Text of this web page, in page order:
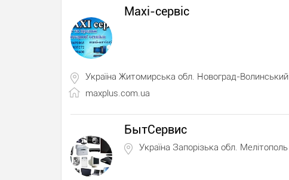
Maxi-сервіс
Україна Житомирська обл. Новоград-Волинський
maxplus.com.ua
БытСервис
Україна Запорізька обл. Мелітополь